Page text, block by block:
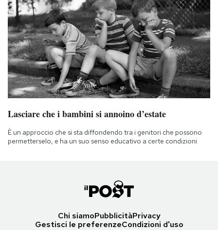
Lasciare che i bambini si annoino d’estate
È un approccio che si sta diffondendo tra i genitori che possono
permetterselo, e ha un suo senso educativo a certe condizioni
Chi siamoPubblicitàPrivacy
Gestisci le preferenzeCondizioni d'uso